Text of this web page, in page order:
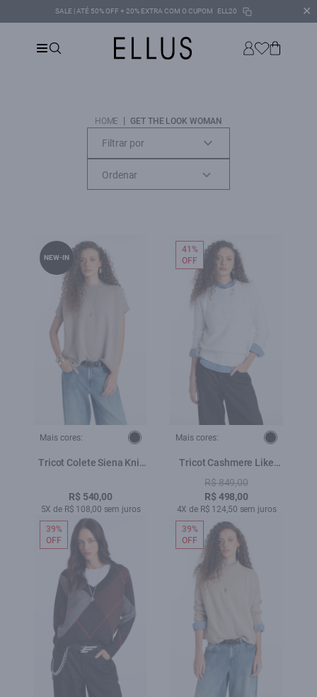
SALE | ATÉ 50% OFF + 20% EXTRA COM O CUPOM ELL20 ✕
HOME | GET THE LOOK WOMAN
Filtrar por
Mais cores:
Tricot Colete Siena Knit
R$ 540,00
5X de R$ 108,00 sem juros
NEW-IN
Mais cores:
Tricot Cashmere Like
Knit Off White Mescla
R$ 849,00
R$ 498,00
4X de R$ 124,50 sem juros
41%
OFF
39%
OFF
39%
OFF